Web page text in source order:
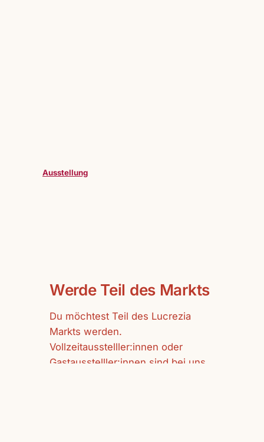
Ausstellung
Werde Teil des Markts
Du möchtest Teil des Lucrezia
Markts werden.
Vollzeitausstelller:innen oder
Gastausstelller:innen sind bei uns